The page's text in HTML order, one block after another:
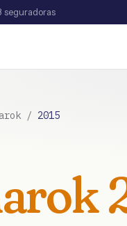
seguradoras
/ 2015